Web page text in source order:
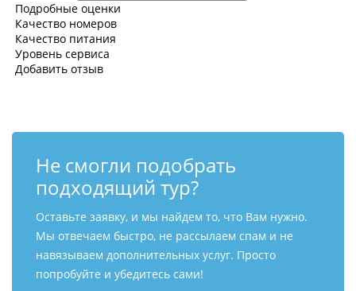
Подробные оценки
Качество номеров
Качество питания
Уровень сервиса
Добавить отзыв
Не смогли подобрать
подходящий тур?
Оставьте заявку, и мы найдем то, что Вам нужно.
Мы отвечаем быстро, не рассылаем спам и не
навязываем дополнительных услуг. Просто
попробуйте и убедитесь сами!